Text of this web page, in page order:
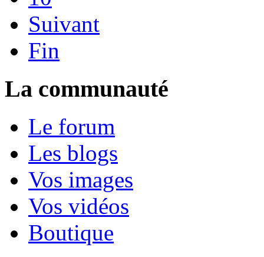
Suivant
Fin
La communauté
Le forum
Les blogs
Vos images
Vos vidéos
Boutique